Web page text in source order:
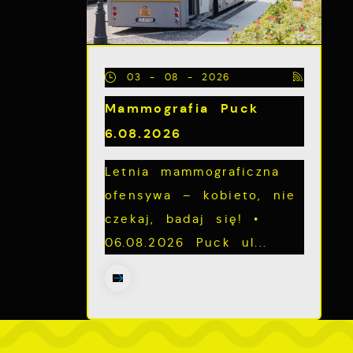
03 - 08 - 2026
Mammografia Puck
6.08.2026
Letnia mammograficzna
ofensywa – kobieto, nie
czekaj, badaj się! •
06.08.2026 Puck ul...